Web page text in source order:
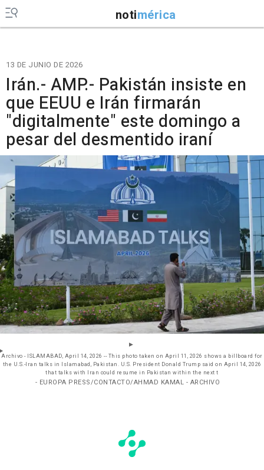
notimérica
13 DE JUNIO DE 2026
Irán.- AMP.- Pakistán insiste en
que EEUU e Irán firmarán
"digitalmente" este domingo a
pesar del desmentido iraní
Archivo - ISLAMABAD, April 14, 2026 -- This photo taken on April 11, 2026 shows a billboard for
the U.S.-Iran talks in Islamabad, Pakistan. U.S. President Donald Trump said on April 14, 2026
that talks with Iran could resume in Pakistan within the next t
- EUROPA PRESS/CONTACTO/AHMAD KAMAL - ARCHIVO